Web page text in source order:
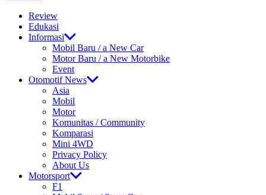
OtomotifNews.com
Review
Edukasi
Informasi
Mobil Baru / a New Car
Motor Baru / a New Motorbike
Event
Otomotif News
Asia
Mobil
Motor
Komunitas / Community
Komparasi
Mini 4WD
Privacy Policy
About Us
Motorsport
F1